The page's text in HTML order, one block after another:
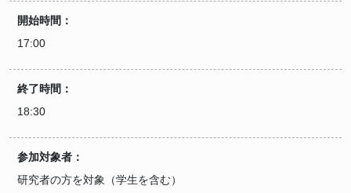
開始時間：
17:00
終了時間：
18:30
参加対象者：
研究者の方を対象（学生を含む）